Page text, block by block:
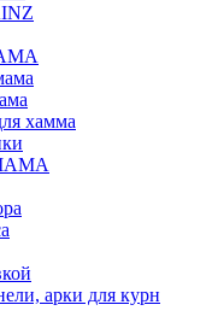
хамма
арки для курн